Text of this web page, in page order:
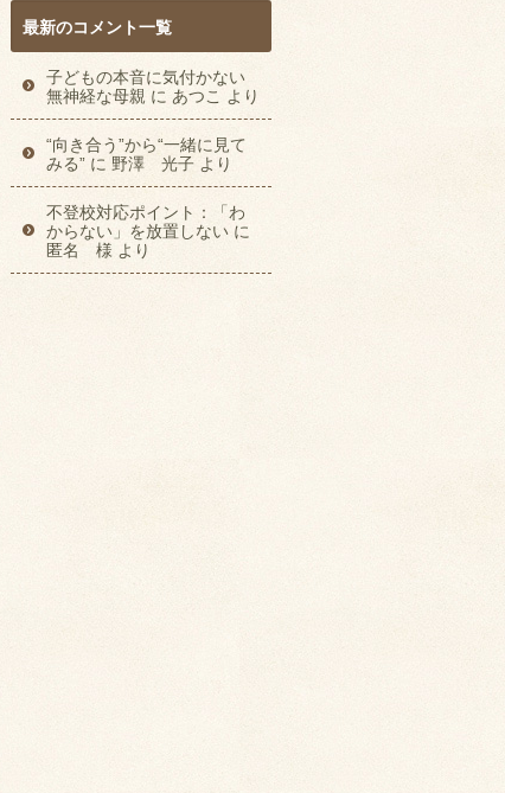
最新のコメント一覧
子どもの本音に気付かない
無神経な母親 に あつこ より
“向き合う”から“一緒に見て
みる” に 野澤 光子 より
不登校対応ポイント：「わ
からない」を放置しない に
匿名 様 より